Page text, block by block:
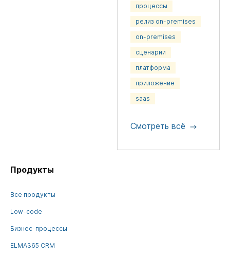
процессы
релиз on-premises
on-premises
сценарии
платформа
приложение
saas
Смотреть всё
Продукты
Все продукты
Low-code
Бизнес-процессы
ELMA365 CRM